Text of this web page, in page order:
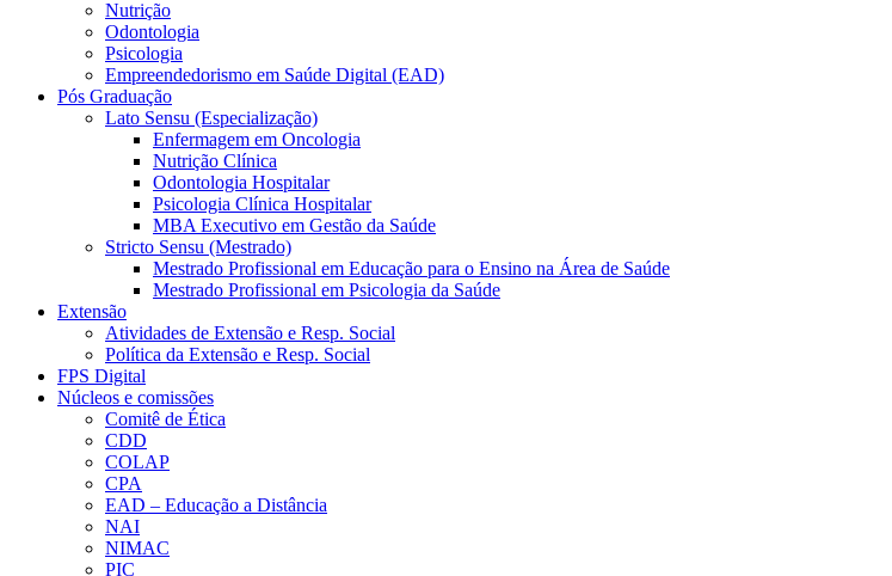
Nutrição
Odontologia
Psicologia
Empreendedorismo em Saúde Digital (EAD)
Pós Graduação
Lato Sensu (Especialização)
Enfermagem em Oncologia
Nutrição Clínica
Odontologia Hospitalar
Psicologia Clínica Hospitalar
MBA Executivo em Gestão da Saúde
Stricto Sensu (Mestrado)
Mestrado Profissional em Educação para o Ensino na Área de Saúde
Mestrado Profissional em Psicologia da Saúde
Extensão
Atividades de Extensão e Resp. Social
Política da Extensão e Resp. Social
FPS Digital
Núcleos e comissões
Comitê de Ética
CDD
COLAP
CPA
EAD – Educação a Distância
NAI
NIMAC
PIC